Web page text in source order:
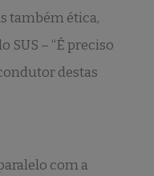
também ética,
– “É preciso
destas
com a